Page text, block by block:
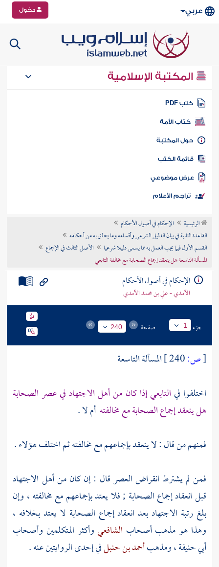
عربي دخول
المكتبة الإسلامية
كتب PDF
كتاب الأمة
المكتبة
الكتب
موضوعي
تراجم الأعلام
الرئيسية
الإحكام في أصول الأحكام
القاعدة الثانية في بيان الدليل الشرعي وأقسامه وما يتعلق به من أحكامه
القسم الأول فيما يجب العمل به مما يسمى دليلا شرعيا
الأصل الثالث في الإجماع
المسألة التاسعة هل ينعقد إجماع الصحابة مع مخالفة التابعي
الإحكام في أصول الأحكام
الآمدي - علي بن محمد الآمدي
جزء 1 صفحة 240
[ص:
المسألة التاسعة
اختلفوا فيالتابعي إذا كان من أهل الاجتهاد في عصر الصحابة
هل ينعقد إجماع الصحابة مع مخالفته أم لا .
فمنهم من قال : لا ينعقد بإجماعهم مع مخالفته ثم اختلف هؤلاء .
فمن لم يشترط انقراض العصر قال : إن كان من أهل الاجتهاد
قبل انعقاد إجماع الصحابة ; فلا يعتد بإجماعهم مع مخالفته ، وإن
بلغ رتبة الاجتهاد بعد انعقاد إجماع الصحابة لا يعتد بخلافه ،
وهذا هو مذهب أصحاب الشافعيوأكثر المتكلمين وأصحاب
أبي حنيفة، ومذهبأحمد بن حنبلفي إحدى الروايتين عنه .